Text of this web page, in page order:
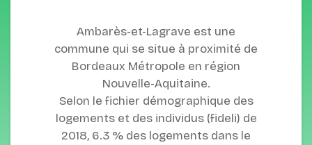
Ambarès-et-Lagrave est une
commune qui se situe à proximité de
Bordeaux Métropole en région
Nouvelle-Aquitaine.
Selon le fichier démographique des
logements et des individus (fideli) de
2018, 6.3 % des logements dans le